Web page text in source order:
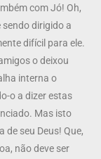
com Jó! Oh,
dirigido a
difícil para ele.
o deixou
interna o
o a dizer estas
Mas isto
de seu Deus! Que,
não deve ser